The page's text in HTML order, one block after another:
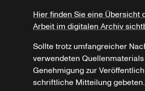
Hier finden Sie eine Übersicht
Arbeit im digitalen Archiv
Sollte trotz umfangreicher
verwendeten
Genehmigung zur
schriftliche Mitteilung gebeten.